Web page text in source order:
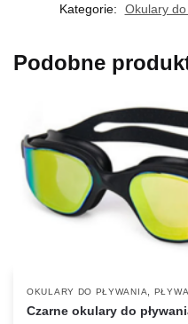
Kategorie: Okulary do
Podobne
OKULARY DO PŁYWANIA
Czarne okulary do